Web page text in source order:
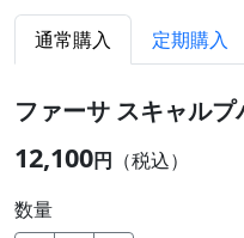
通常購入 定期購入
ファーサ スキャル
12,100円 （税込）
数量